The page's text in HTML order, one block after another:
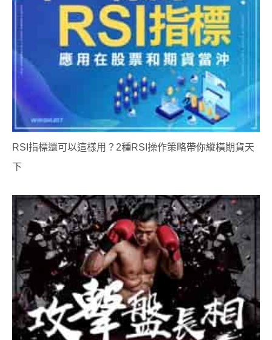
RSI指標還可以這樣用？2種RSI操作策略帶你縱橫期貨天
下